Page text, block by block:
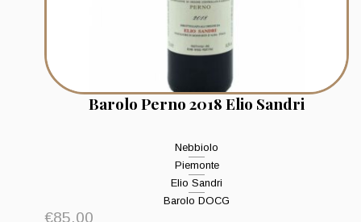
Barolo Perno 2018 Elio Sandri
Nebbiolo
Piemonte
Elio Sandri
Barolo DOCG
€85.00